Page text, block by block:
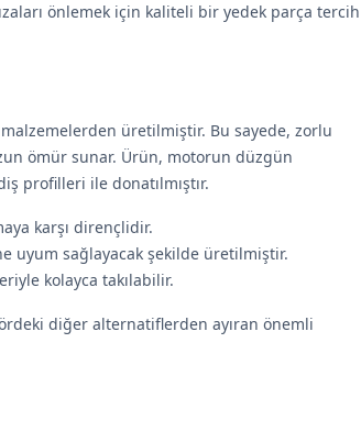
önlemek için kaliteli bir yedek parça tercih
üretilmiştir. Bu sayede, zorlu
ömür sunar. Ürün, motorun düzgün
profilleri ile donatılmıştır.
karşı dirençlidir.
uyum sağlayacak şekilde üretilmiştir.
kolayca takılabilir.
diğer alternatiflerden ayıran önemli